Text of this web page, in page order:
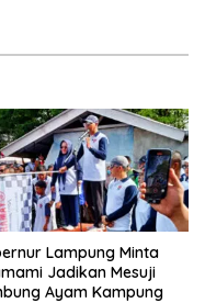
Lampung Minta
Jadikan Mesuji
Ayam Kampung